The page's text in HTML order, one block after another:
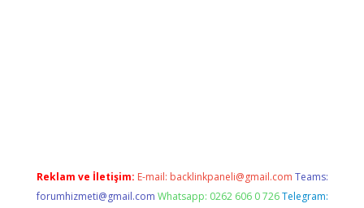
Reklam ve İletişim: E-mail: backlinkpaneli@gmail.com Teams:
forumhizmeti@gmail.com Whatsapp: 0262 606 0 726 Telegram: